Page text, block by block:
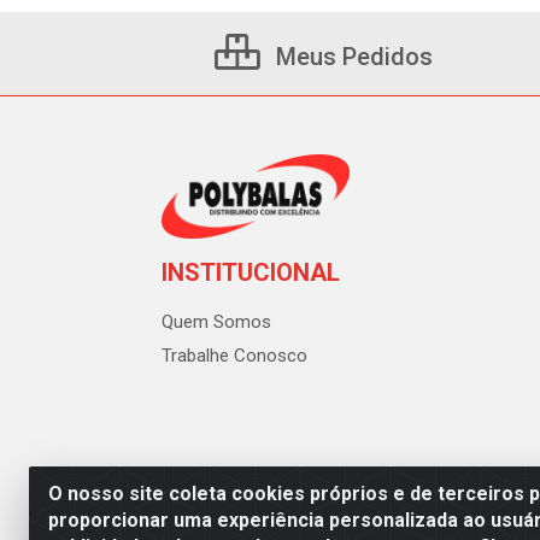
O nosso site coleta cookies próprios e de terceiros
proporcionar uma experiência personalizada ao
Meus Pedidos
INSTITUCIONAL
Quem Somos
Trabalhe Conosco